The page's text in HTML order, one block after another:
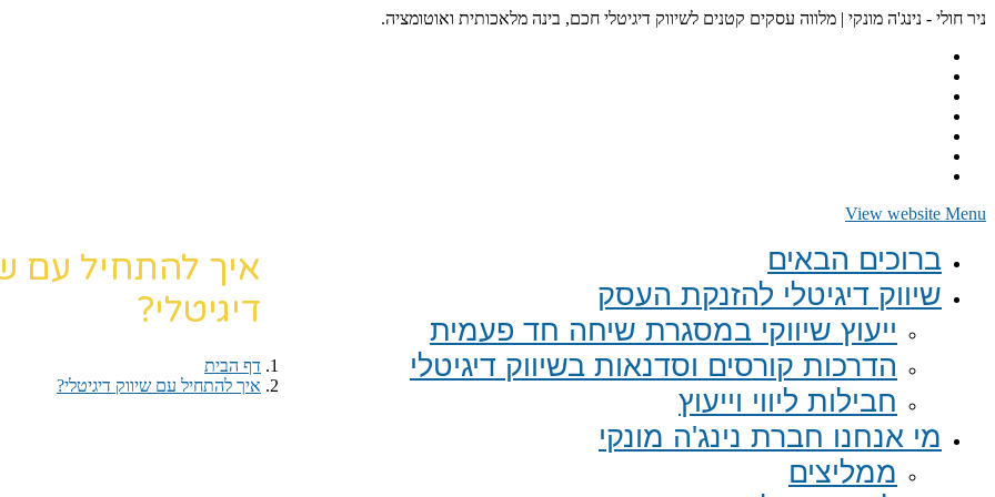
ניר חולי - נינג'ה מונקי | מלווה עסקים קטנים לשיווק דיגיטלי חכם, בינה מלאכותית ואוטומציה.
View website Menu
ברוכים הבאים
שיווק דיגיטלי להזנקת העסק
ייעוץ שיווקי במסגרת שיחה חד פעמית​
הדרכות קורסים וסדנאות בשיווק דיגיטלי
חבילות ליווי וייעוץ
מי אנחנו חברת נינג'ה מונקי
ממליצים
איך להתחיל עם
דיגיטלי?
דף הבית
איך להתחיל עם שיווק דיגיטלי?